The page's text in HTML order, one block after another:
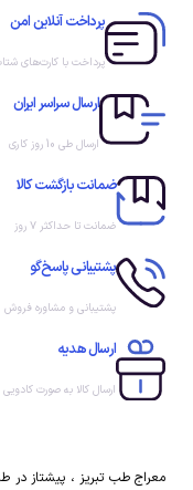
پرداخت آنلاین امن
پرداخت با کارت‌های
ارسال سراسر ایران
ارسال طی 10 روز کاری
ضمانت بازگشت کالا
ضمانت تا حداکثر ۷ روز
پشتیبانی پاسخ‌گو
پشتیبانی و مشاوره فروش
ارسال هدیه
ارسال کالا به صورت کادویی
معراج طب تبریز ، پیشتاز در